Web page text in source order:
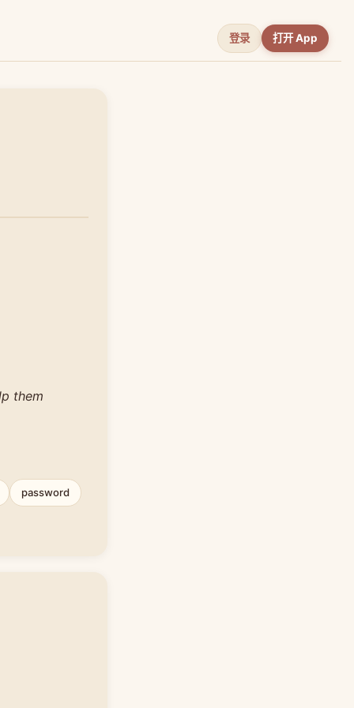
登录 打开 App
them
password